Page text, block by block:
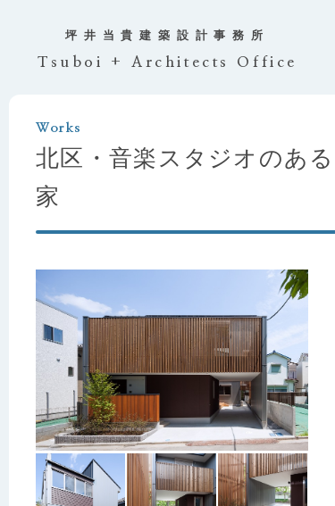
坪井当貴建築設計事務所
Tsuboi + Architects Office
Works
北区・音楽スタジオのある
家